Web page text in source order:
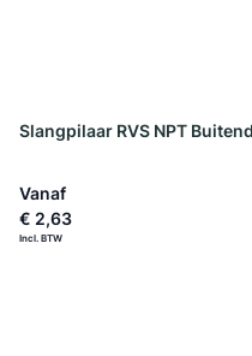
Slangpilaar RVS NPT
Vanaf
€ 2,63